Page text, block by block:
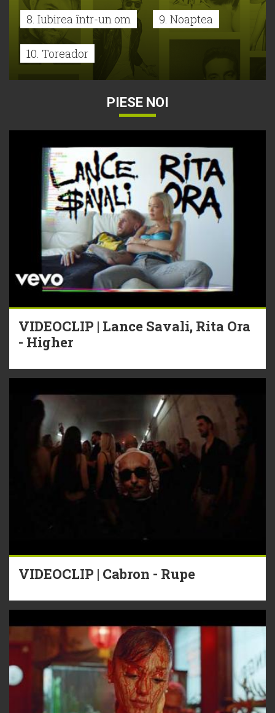
8. Iubirea într-un om 9. Noaptea
10. Toreador
PIESE NOI
VIDEOCLIP | Lance Savali, Rita Ora
- Higher
VIDEOCLIP | Cabron - Rupe